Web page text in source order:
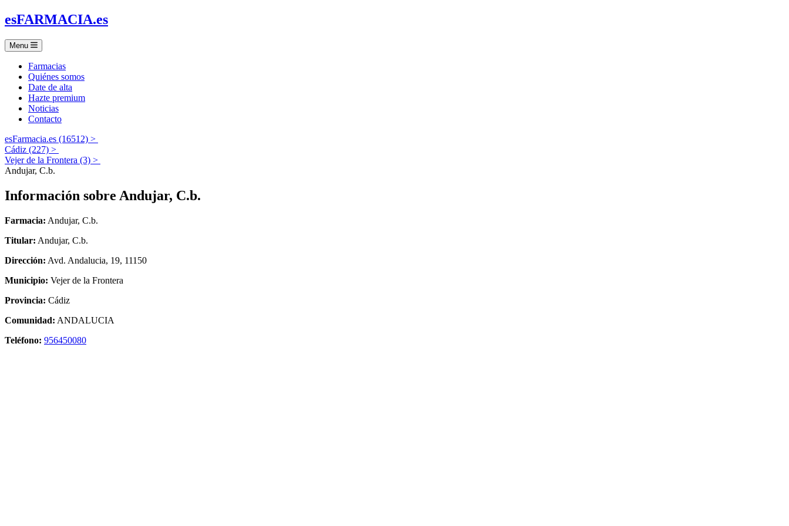
esFARMACIA.es
Menu
Farmacias
Quiénes somos
Date de alta
Hazte premium
Noticias
Contacto
esFarmacia.es (16512) >
Cádiz (227) >
Vejer de la Frontera (3) >
Andujar, C.b.
Información sobre Andujar, C.b.
Farmacia: Andujar, C.b.
Titular: Andujar, C.b.
Dirección: Avd. Andalucia, 19, 11150
Municipio: Vejer de la Frontera
Provincia: Cádiz
Comunidad: ANDALUCIA
Teléfono: 956450080